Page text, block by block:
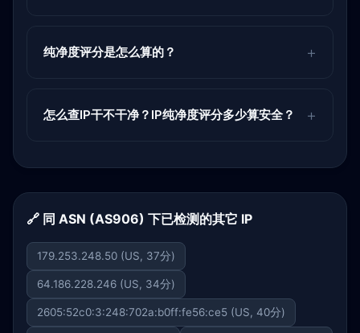
纯净度评分是怎么算的？
怎么查IP干不干净？IP纯净度评分多少算安全？
🔗 同 ASN (AS906) 下已检测的其它 IP
179.253.248.50 (US, 37分)
64.186.228.246 (US, 34分)
2605:52c0:3:248:702a:b0ff:fe56:ce5 (US, 40分)